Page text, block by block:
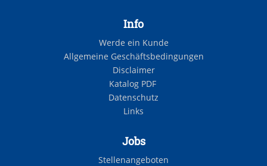
Info
Werde ein Kunde
Allgemeine Geschäftsbedingungen
Disclaimer
Katalog PDF
Datenschutz
Links
Jobs
Stellenangeboten